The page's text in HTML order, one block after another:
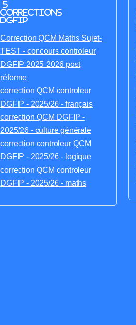
5
corrections
DGFIP
Correction QCM Maths Sujet-
TEST - concours controleur
DGFIP 2025-2026 post
réforme
correction QCM controleur
DGFIP - 2025/26 - français
correction QCM DGFIP -
2025/26 - culture générale
correction controleur QCM
DGFIP - 2025/26 - logique
correction QCM controleur
DGFIP - 2025/26 - maths